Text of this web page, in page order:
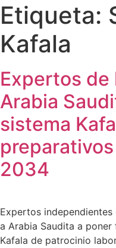
Etiqueta:
Kafala
Expertos de
Arabia
sistema
2034
Expertos
a Arabia Saudita a
Kafala de patrocinio